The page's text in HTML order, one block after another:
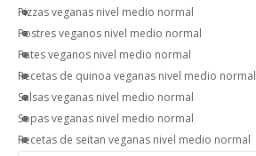
Pizzas veganas nivel medio normal
Postres veganos nivel medio normal
Pates veganos nivel medio normal
Recetas de quinoa veganas nivel medio normal
Salsas veganas nivel medio normal
Sopas veganas nivel medio normal
Recetas de seitan veganas nivel medio normal